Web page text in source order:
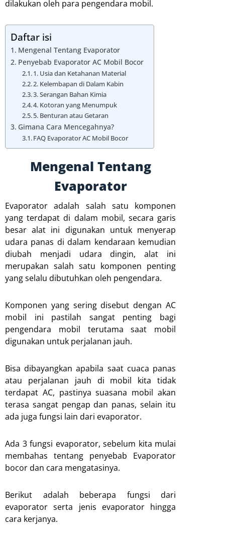
dilakukan oleh para pengendara mobil.
Daftar isi
Mengenal Tentang Evaporator
Penyebab Evaporator AC Mobil Bocor
1. Usia dan Ketahanan Material
2. Kelembapan di Dalam Kabin
3. Serangan Bahan Kimia
4. Kotoran yang Menumpuk
5. Benturan atau Getaran
Gimana Cara Mencegahnya?
FAQ Evaporator AC Mobil Bocor
Mengenal Tentang
Evaporator
Evaporator adalah salah satu komponen
yang terdapat di dalam mobil, secara garis
besar alat ini digunakan untuk menyerap
udara panas di dalam kendaraan kemudian
diubah menjadi udara dingin, alat ini
merupakan salah satu komponen penting
yang selalu dibutuhkan oleh pengendara.
Komponen yang sering disebut dengan AC
mobil ini pastilah sangat penting bagi
pengendara mobil terutama saat mobil
digunakan untuk perjalanan jauh.
Bisa dibayangkan apabila saat cuaca panas
atau perjalanan jauh di mobil kita tidak
terdapat AC, pastinya suasana mobil akan
terasa sangat pengap dan panas, selain itu
ada juga fungsi lain dari evaporator.
Ada 3 fungsi evaporator, sebelum kita mulai
membahas tentang penyebab Evaporator
bocor dan cara mengatasinya.
Berikut adalah beberapa fungsi dari
evaporator serta jenis evaporator hingga
cara kerjanya.